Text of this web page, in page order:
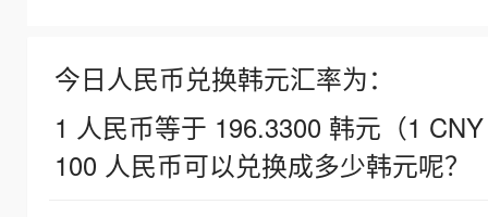
今日人民币兑换韩元汇率为：
1 人民币等于 196.3300 韩元（1
100 人民币可以兑换成多少韩元呢？